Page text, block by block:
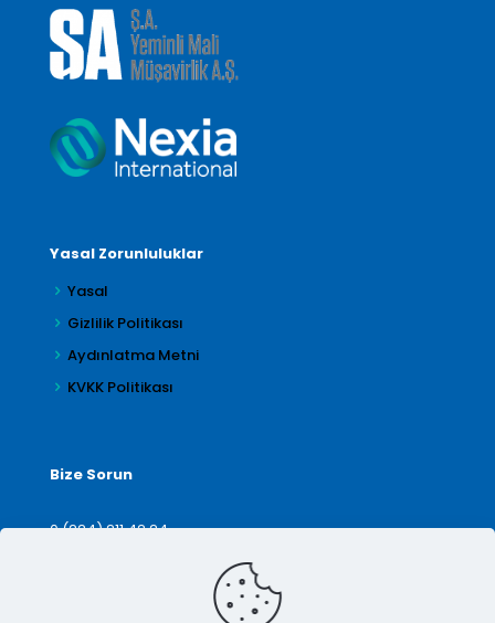
Yasal Zorunluluklar
Yasal
Gizlilik Politikası
Aydınlatma Metni
KVKK Politikası
Bize Sorun
0 (224) 211 42 24